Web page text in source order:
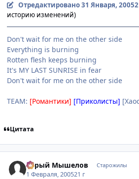
Отредактировано31 Января, 2005
историю изменений)
Don't wait for me on the other side
Everything is burning
Rotten flesh keeps burning
It's MY LAST SUNRISE in fear
Don't wait for me on the other side
TEAM: [Романтики] [Приколисты]
Цитата
Серый Мышелов Старожилы
1 Февраля, 200521 г